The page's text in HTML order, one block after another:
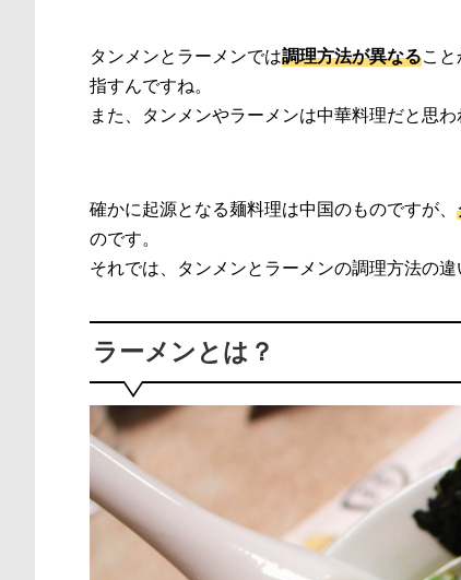
タンメンとラーメンでは調理方法が異なるこ
指すんですね。
また、タンメンやラーメンは中華料理だと思
確かに起源となる麺料理は中国のものですが、
のです。
それでは、タンメンとラーメンの調理方法の
ラーメンとは？